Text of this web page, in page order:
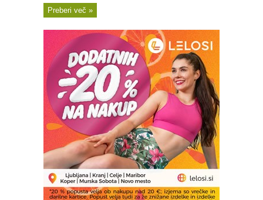
Preberi več »